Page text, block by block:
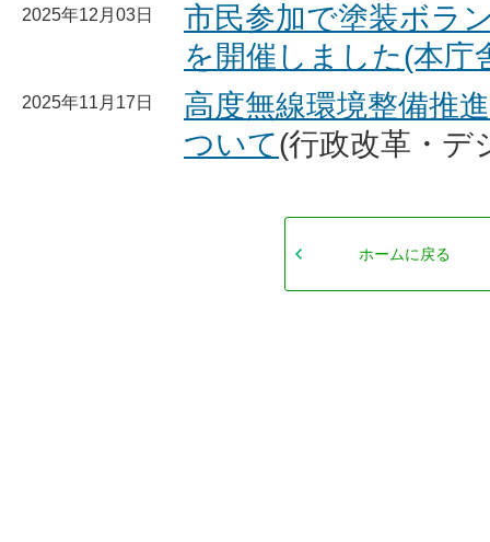
2025年12月03日
市民参加で塗装ボラ
を開催しました(本庁
2025年11月17日
高度無線環境整備推
ついて(行政改革・デ
ホームに戻る